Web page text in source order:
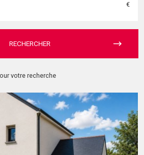
€
RECHERCHER
votre recherche